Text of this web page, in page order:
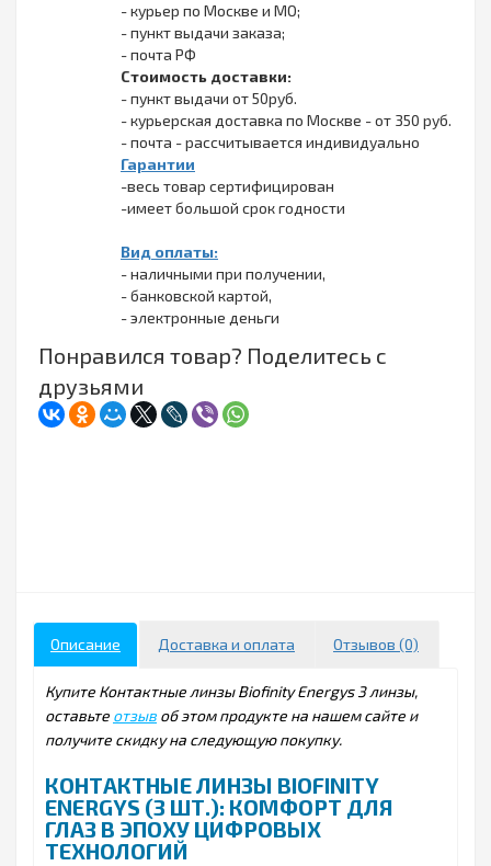
- курьер по Москве и МО;
- пункт выдачи заказа;
- почта РФ
Стоимость доставки:
- пункт выдачи от 50руб.
- курьерская доставка по Москве - от 350 руб.
- почта - рассчитывается индивидуально
Гарантии
-весь товар сертифицирован
-имеет большой срок годности
Вид оплаты:
- наличными при получении,
- банковской картой,
- электронные деньги
Понравился товар? Поделитесь с
друзьями
Описание Доставка и оплата Отзывов (0)
Купите Контактные линзы Biofinity Energys 3 линзы,
оставьте отзыв об этом продукте на нашем сайте и
получите скидку на следующую покупку.
КОНТАКТНЫЕ ЛИНЗЫ BIOFINITY
ENERGYS (3 ШТ.): КОМФОРТ ДЛЯ
ГЛАЗ В ЭПОХУ ЦИФРОВЫХ
ТЕХНОЛОГИЙ